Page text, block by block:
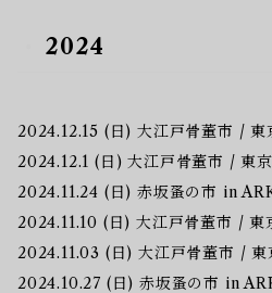
2024
2024.12.15 (日) 大江戸骨董市 / 東
2024.12.1 (日) 大江戸骨董市 / 東
2024.11.24 (日) 赤坂蚤の市 in
2024.11.10 (日) 大江戸骨董市 / 東
2024.11.03 (日) 大江戸骨董市 / 東
2024.10.27 (日) 赤坂蚤の市 in